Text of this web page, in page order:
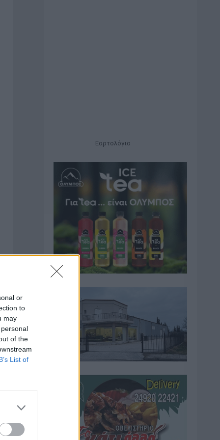
or
to
may
of the
List of
Εορτολόγιο